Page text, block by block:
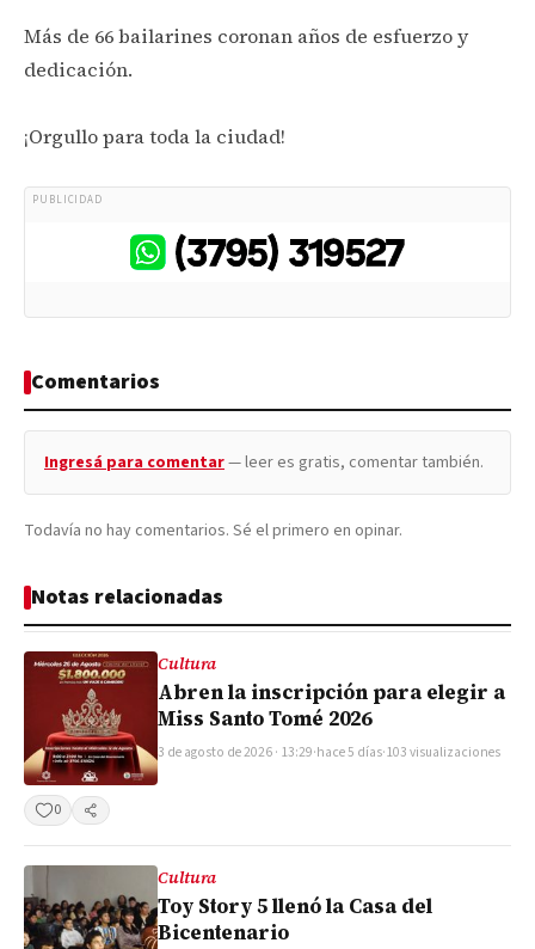
Más de 66 bailarines coronan años de esfuerzo y
dedicación.
¡Orgullo para toda la ciudad!
PUBLICIDAD
Comentarios
Ingresá para comentar— leer es gratis, comentar también.
Todavía no hay comentarios. Sé el primero en opinar.
Notas relacionadas
Cultura
Abren la inscripción para elegir a
Miss Santo Tomé 2026
3 de agosto de 2026 · 13:29·hace 5 días·103 visualizaciones
0 Compartir
Cultura
Toy Story 5 llenó la Casa del
Bicentenario